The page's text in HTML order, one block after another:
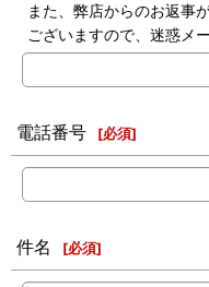
また、弊店からのお返事
ございますので、迷惑メ
電話番号 [必須]
件名 [必須]